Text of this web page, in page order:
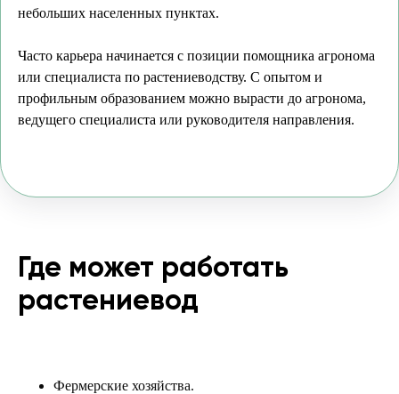
небольших населенных пунктах.
Часто карьера начинается с позиции помощника агронома
или специалиста по растениеводству. С опытом и
профильным образованием можно вырасти до агронома,
ведущего специалиста или руководителя направления.
Где может работать
растениевод
Фермерские хозяйства.